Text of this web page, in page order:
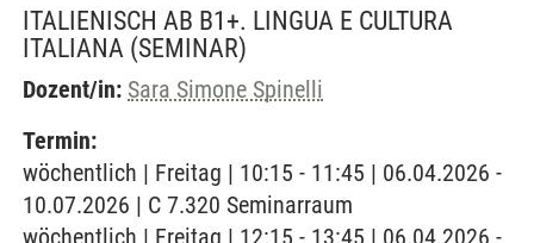
ITALIENISCH AB B1+. LINGUA E CULTURA
ITALIANA (SEMINAR)
Dozent/in: Sara Simone Spinelli
Termin:
wöchentlich | Freitag | 10:15 - 11:45 | 06.04.2026 -
10.07.2026 | C 7.320 Seminarraum
wöchentlich | Freitag | 12:15 - 13:45 | 06.04.2026 -